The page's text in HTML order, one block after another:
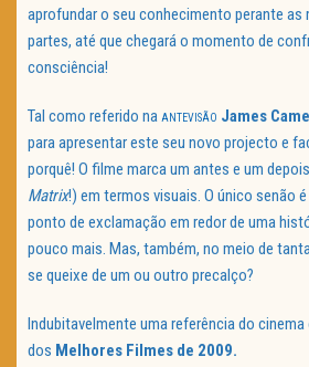
aprofundar o seu conhecimento perante as
partes, até que chegará o momento de
consciência!
Tal como referido na ANTEVISÃO James
para apresentar este seu novo projecto e
porquê! O filme marca um antes e um
Matrix!) em termos visuais. O único senão
ponto de exclamação em redor de uma
pouco mais. Mas, também, no meio de
se queixe de um ou outro precalço?
Indubitavelmente uma referência do
dos Melhores Filmes de 2009.